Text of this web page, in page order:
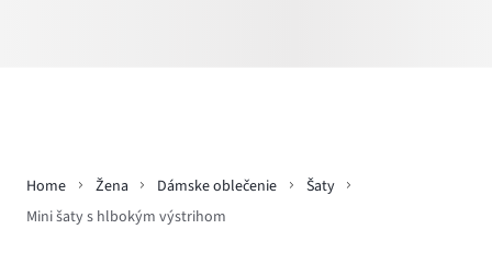
Home Žena Dámske oblečenie
Šaty
Mini šaty s hlbokým výstrihom